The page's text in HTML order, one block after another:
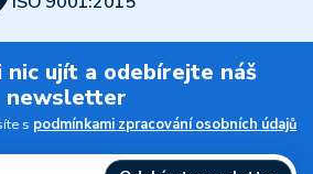
nic ujít a odebírejte náš
newsletter
s podmínkami zpracování osobních údajů